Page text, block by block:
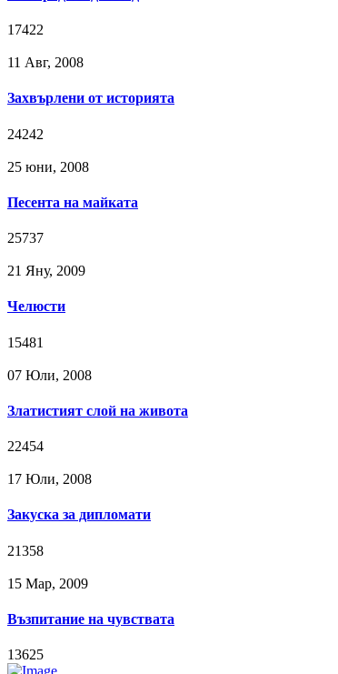
17422
11 Авг, 2008
Захвърлени от историята
24242
25 юни, 2008
Песента на майката
25737
21 Яну, 2009
Челюсти
15481
07 Юли, 2008
Златистият слой на живота
22454
17 Юли, 2008
Закуска за дипломати
21358
15 Мар, 2009
Възпитание на чувствата
13625